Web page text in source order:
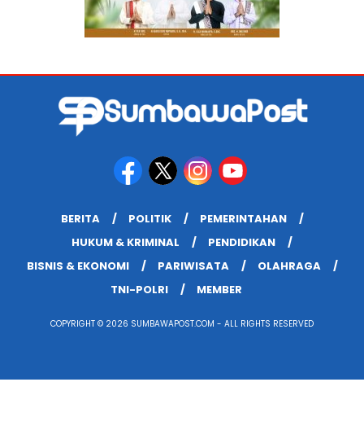
BERITA POLITIK
PEMERINTAHAN
HUKUM & KRIMINAL
PENDIDIKAN
BISNIS & EKONOMI
PARIWISATA
OLAHRAGA
TNI-POLRI
MEMBER
COPYRIGHT © 2026 SUMBAWAPOST.COM - ALL RIGHTS RESERVED